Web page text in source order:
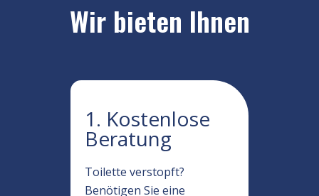
Wir bieten Ihnen
1. Kostenlose
Beratung
Toilette verstopft?
Benötigen Sie eine